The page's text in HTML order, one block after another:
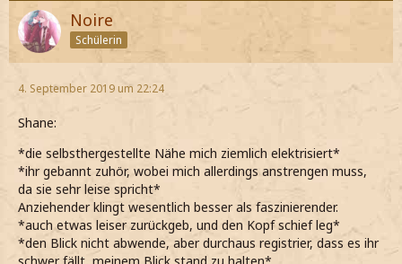
Noire
Schülerin
4. September 2019 um 22:24
Shane:
*die selbsthergestellte Nähe mich ziemlich elektrisiert*
*ihr gebannt zuhör, wobei mich allerdings anstrengen muss,
da sie sehr leise spricht*
Anziehender klingt wesentlich besser als faszinierender.
*auch etwas leiser zurückgeb, und den Kopf schief leg*
*den Blick nicht abwende, aber durchaus registrier, dass es ihr
schwer fällt, meinem Blick stand zu halten*